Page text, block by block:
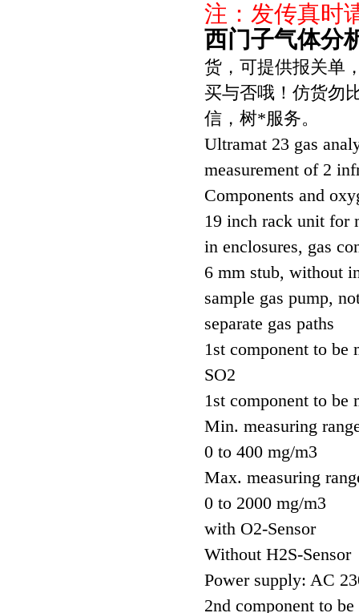
注：发传真时
西门子气体分
货，可提供报关单
买与否哦！仿货勿
信，树*服务。
Ultramat 23 gas
measurement of 2
Components and
19 inch rack unit for
in enclosures, gas
6 mm stub, without
sample gas pump,
separate gas paths
1st component to be
SO2
1st component to be
Min. measuring
0 to 400 mg/m3
Max. measuring
0 to 2000 mg/m3
with O2-Sensor
Without H2S-Sensor
Power supply: AC
2nd component to